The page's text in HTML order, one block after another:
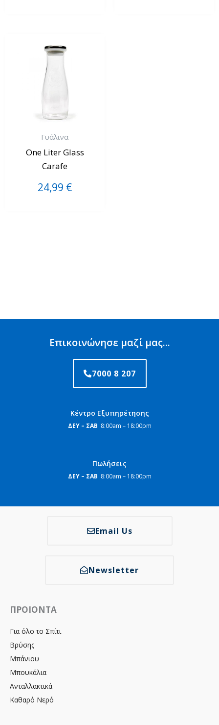
Γυάλινα
One Liter Glass
Carafe
24,99 €
Επικοινώνησε μαζί μας...
7000 8 207
Κέντρο Εξυπηρέτησης
ΔΕΥ – ΣΑΒ 8:00am – 18:00pm
Πωλήσεις
ΔΕΥ – ΣΑΒ 8:00am – 18:00pm
Email Us
Newsletter
ΠΡΟΙΟΝΤΑ
Για όλο το Σπίτι
Βρύσης
Μπάνιου
Μπουκάλια
Ανταλλακτικά
Καθαρό Νερό